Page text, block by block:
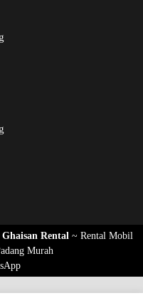
Ghaisan Rental ~ Rental Mobil
Murah